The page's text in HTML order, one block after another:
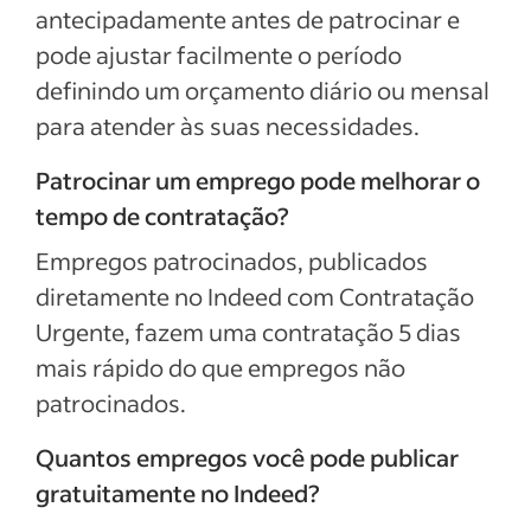
antecipadamente antes de patrocinar e
pode ajustar facilmente o período
definindo um orçamento diário ou mensal
para atender às suas necessidades.
Patrocinar um emprego pode melhorar o
tempo de contratação?
Empregos patrocinados, publicados
diretamente no Indeed com Contratação
Urgente, fazem uma contratação 5 dias
mais rápido do que empregos não
patrocinados.
Quantos empregos você pode publicar
gratuitamente no Indeed?